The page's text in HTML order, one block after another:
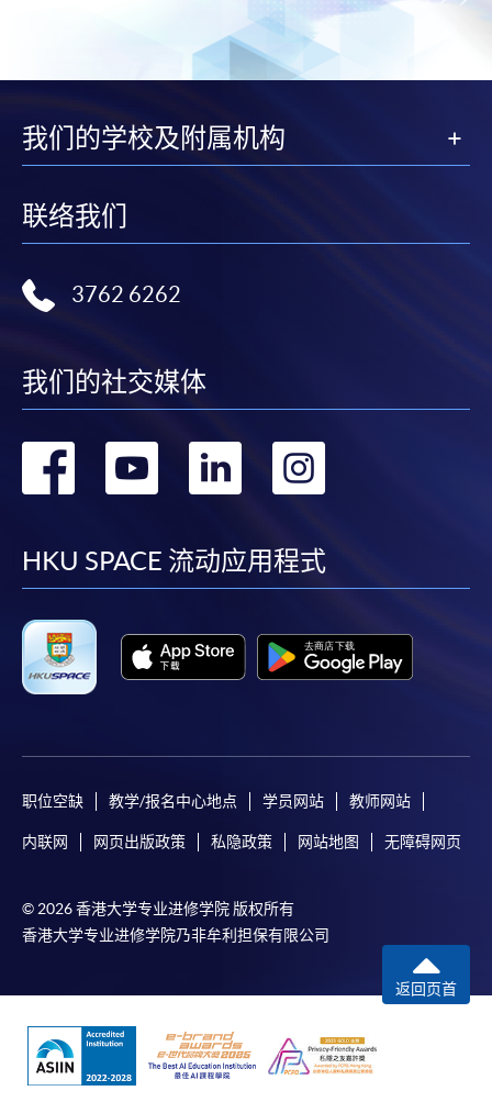
我们的学校及附属机构
联络我们
3762 6262
我们的社交媒体
转
facebook
转
youtube
转
linkedin
转
HKU SPACE 流动应用程式
职位空缺 教学/报名中心地点 学员网站 教师网站
内联网 网页出版政策 私隐政策 网站地图 无障碍网页
© 2026 香港大学专业进修学院 版权所有
香港大学专业进修学院乃非牟利担保有限公司
返回页首